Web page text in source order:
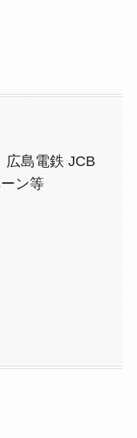
広島電鉄 JCB
ン等